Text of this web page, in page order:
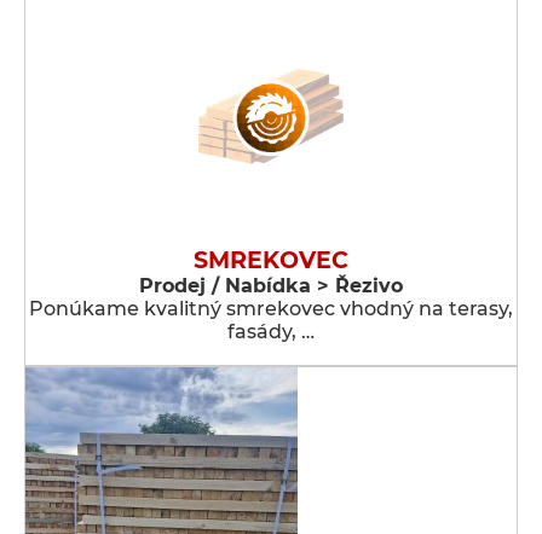
SMREKOVEC
Prodej / Nabídka > Řezivo
Ponúkame kvalitný smrekovec vhodný na terasy,
fasády, …